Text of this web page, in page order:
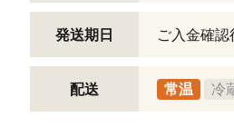
発送期日 ご入金確
配送 常温 冷